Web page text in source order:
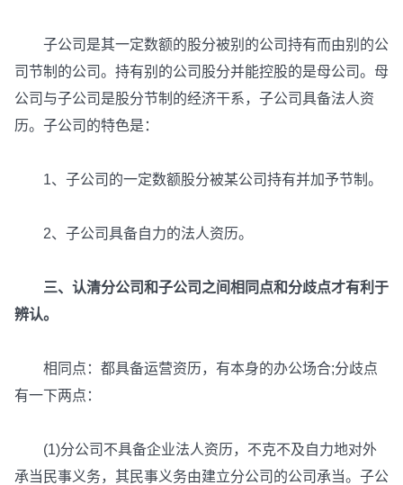
子公司是其一定数额的股分被别的公司持有而由别的公
司节制的公司。持有别的公司股分并能控股的是母公司。母
公司与子公司是股分节制的经济干系，子公司具备法人资
历。子公司的特色是：
1、子公司的一定数额股分被某公司持有并加予节制。
2、子公司具备自力的法人资历。
三、认清分公司和子公司之间相同点和分歧点才有利于
辨认。
相同点：都具备运营资历，有本身的办公场合;分歧点
有一下两点：
(1)分公司不具备企业法人资历，不克不及自力地对外
承当民事义务，其民事义务由建立分公司的公司承当。子公